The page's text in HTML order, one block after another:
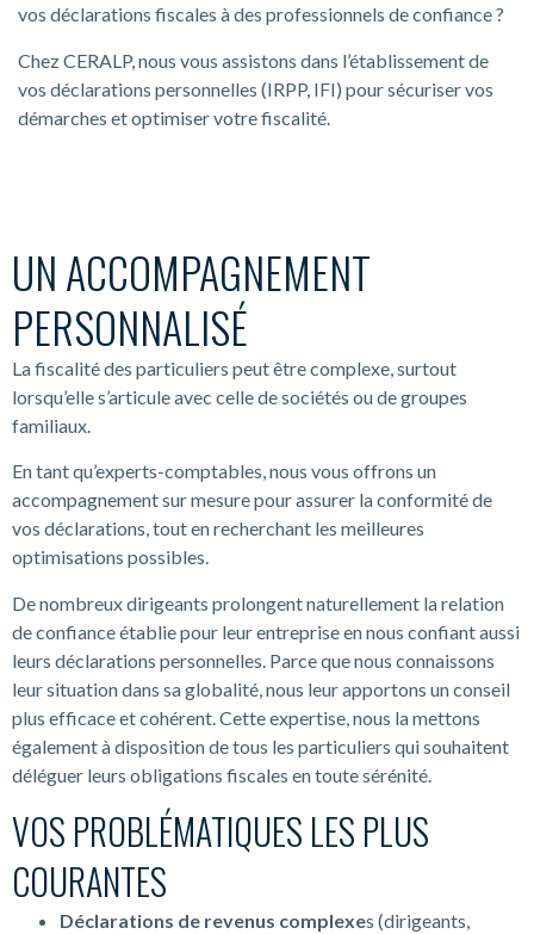
vos déclarations fiscales à des professionnels de confiance ?
Chez CERALP, nous vous assistons dans l’établissement de
vos déclarations personnelles (IRPP, IFI) pour sécuriser vos
démarches et optimiser votre fiscalité.
UN ACCOMPAGNEMENT
PERSONNALISÉ
La fiscalité des particuliers peut être complexe, surtout
lorsqu’elle s’articule avec celle de sociétés ou de groupes
familiaux.
En tant qu’experts-comptables, nous vous offrons un
accompagnement sur mesure pour assurer la conformité de
vos déclarations, tout en recherchant les meilleures
optimisations possibles.
De nombreux dirigeants prolongent naturellement la relation
de confiance établie pour leur entreprise en nous confiant aussi
leurs déclarations personnelles. Parce que nous connaissons
leur situation dans sa globalité, nous leur apportons un conseil
plus efficace et cohérent. Cette expertise, nous la mettons
également à disposition de tous les particuliers qui souhaitent
déléguer leurs obligations fiscales en toute sérénité.
VOS PROBLÉMATIQUES LES PLUS
COURANTES
Déclarations de revenus complexes (dirigeants,